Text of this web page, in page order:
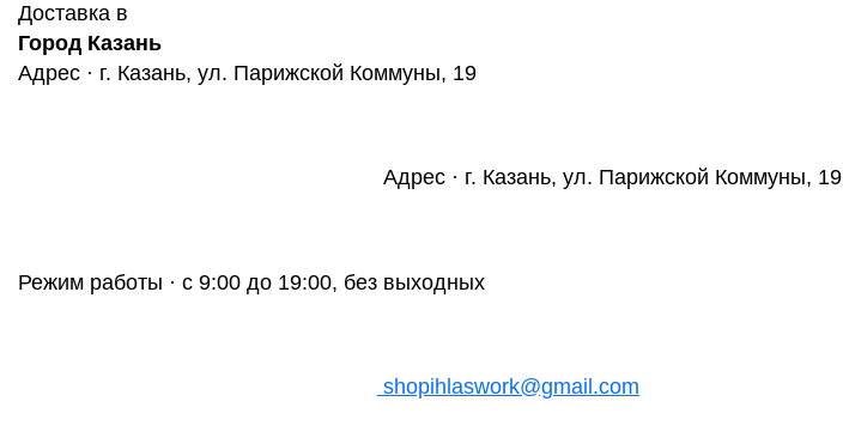
Доставка в
Город Казань
Адрес · г. Казань, ул. Парижской Коммуны, 19
Адрес · г. Казань, ул. Парижской Коммуны, 19
Режим работы · с 9:00 до 19:00, без выходных
shopihlaswork@gmail.com